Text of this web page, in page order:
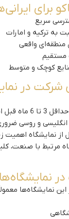
برای ایرانی‌ها
سریع
ترکیه و امارات
واقعی
کوچک و متوسط
شرکت در
شود
و روسی
نمایشگاه اهمیت
مرتبط با صنعت،
نمایشگاه‌ها